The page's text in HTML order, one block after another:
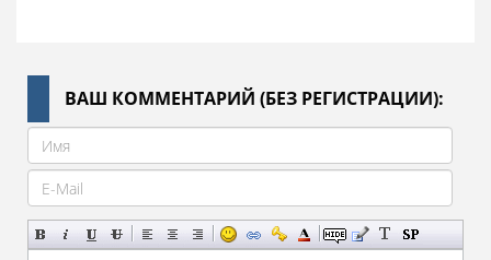
ВАШ КОММЕНТАРИЙ (БЕЗ РЕГИСТРАЦИИ):